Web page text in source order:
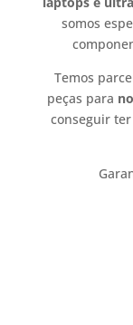
somos
Temos
peças para
conseguir